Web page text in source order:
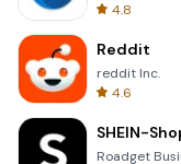
4.8
Reddit
reddit Inc.
4.6
SHEIN-
Roadget